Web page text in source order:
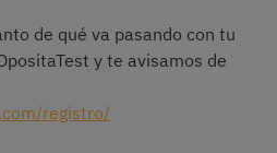
de qué va pasando con tu
y te avisamos de
registro/